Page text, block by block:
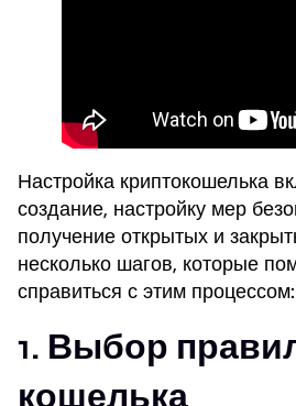
Настройка криптокошелька
создание, настройку мер
получение открытых и
несколько шагов, которые
справиться с этим процессом:
1. Выбор
кошелька